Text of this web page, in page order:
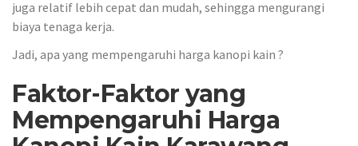
juga relatif lebih cepat dan mudah, sehingga mengurangi
biaya tenaga kerja.
Jadi, apa yang mempengaruhi harga kanopi kain ?
Faktor-Faktor yang
Mempengaruhi Harga